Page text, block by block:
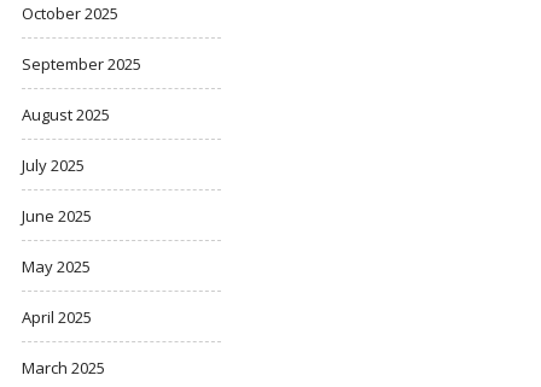
October 2025
September 2025
August 2025
July 2025
June 2025
May 2025
April 2025
March 2025